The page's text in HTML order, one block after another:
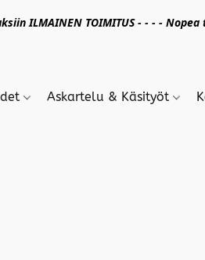
ILMAINEN TOIMITUS - - - -
Askartelu & Käsityöt